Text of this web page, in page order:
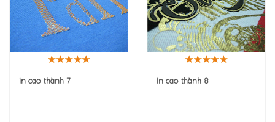
in cao thành 7 in cao thành 8